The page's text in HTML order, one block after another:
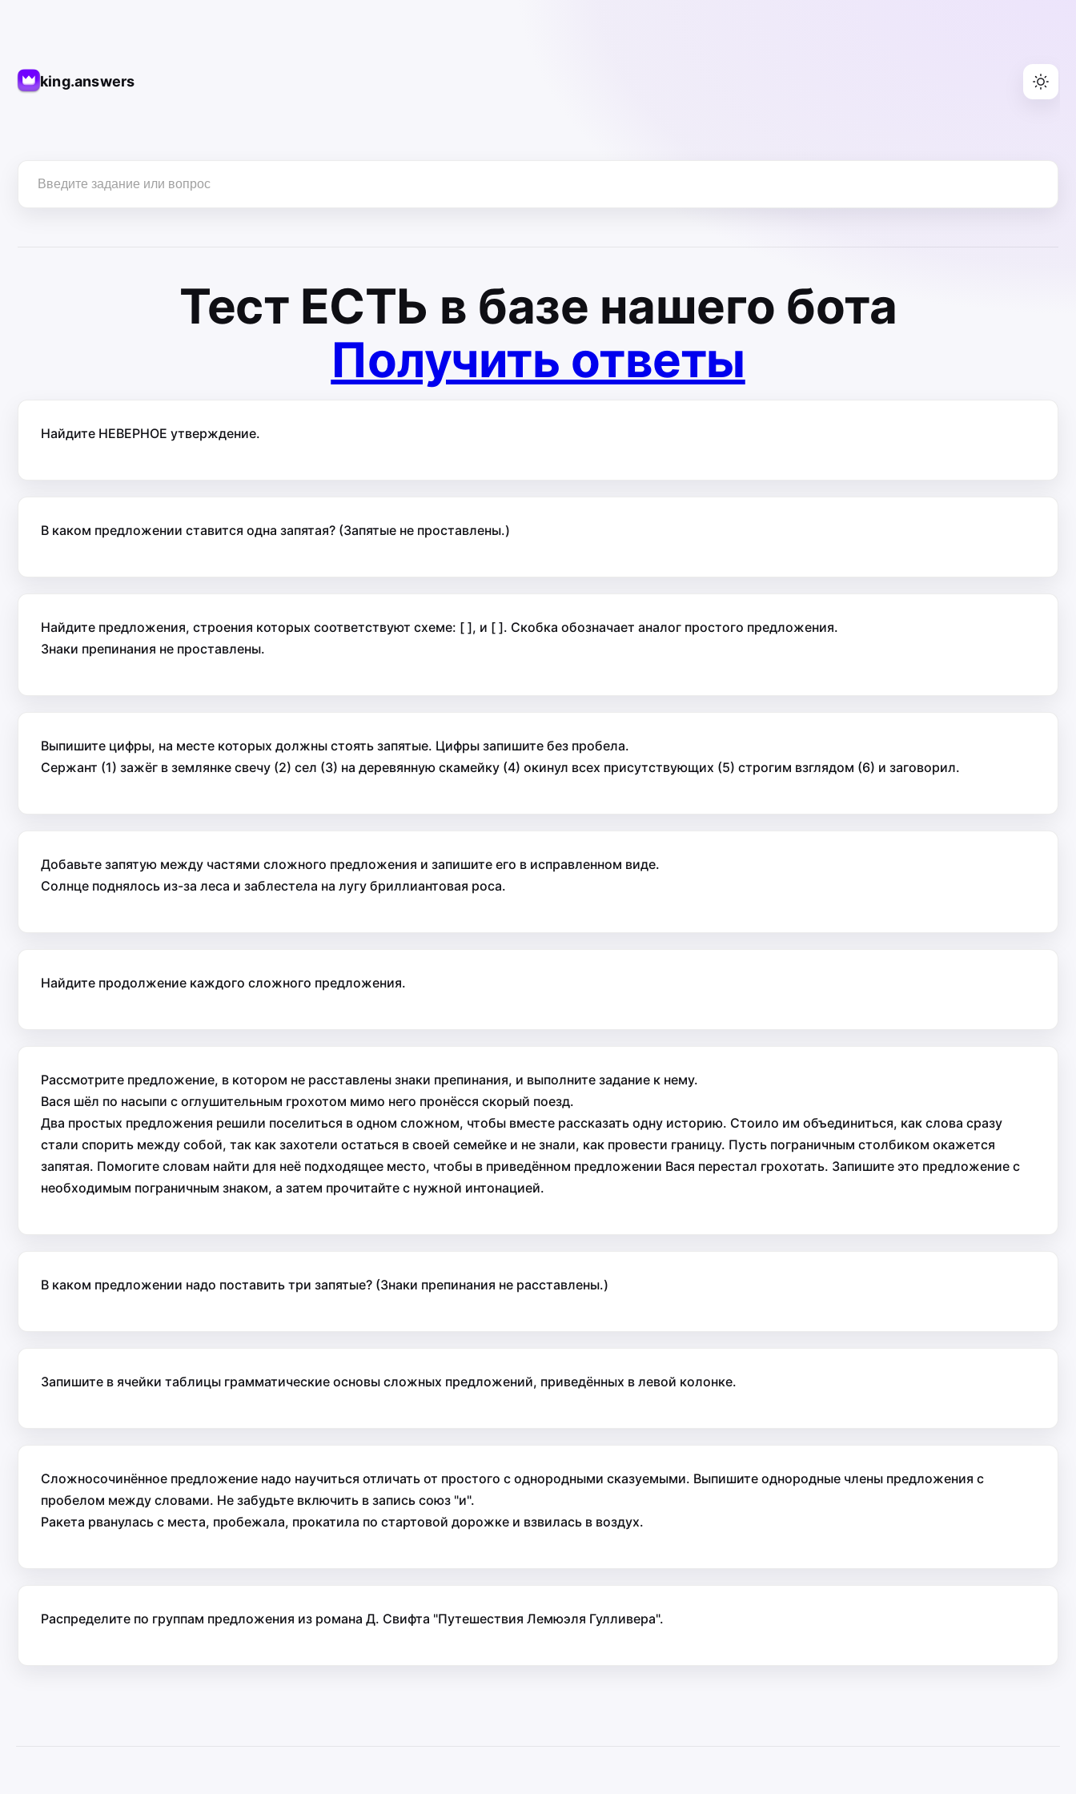
king.answers
Тест ЕСТЬ в базе нашего бота
Получить ответы
Найдите НЕВЕРНОЕ утверждение.
В каком предложении ставится одна запятая? (Запятые не проставлены.)
Найдите предложения, строения которых соответствуют схеме: [ ], и [ ]. Скобка обозначает аналог простого предложения.
Знаки препинания не проставлены.
Выпишите цифры, на месте которых должны стоять запятые. Цифры запишите без пробела.
Сержант (1) зажёг в землянке свечу (2) сел (3) на деревянную скамейку (4) окинул всех присутствующих (5) строгим взглядом (6) и заговорил.
Добавьте запятую между частями сложного предложения и запишите его в исправленном виде.
Солнце поднялось из-за леса и заблестела на лугу бриллиантовая роса.
Найдите продолжение каждого сложного предложения.
Рассмотрите предложение, в котором не расставлены знаки препинания, и выполните задание к нему.
Вася шёл по насыпи с оглушительным грохотом мимо него пронёсся скорый поезд.
Два простых предложения решили поселиться в одном сложном, чтобы вместе рассказать одну историю. Стоило им объединиться, как слова сразу
стали спорить между собой, так как захотели остаться в своей семейке и не знали, как провести границу. Пусть пограничным столбиком окажется
запятая. Помогите словам найти для неё подходящее место, чтобы в приведённом предложении Вася перестал грохотать. Запишите это предложение с
необходимым пограничным знаком, а затем прочитайте с нужной интонацией.
В каком предложении надо поставить три запятые? (Знаки препинания не расставлены.)
Запишите в ячейки таблицы грамматические основы сложных предложений, приведённых в левой колонке.
Сложносочинённое предложение надо научиться отличать от простого с однородными сказуемыми. Выпишите однородные члены предложения с
пробелом между словами. Не забудьте включить в запись союз "и".
Ракета рванулась с места, пробежала, прокатила по стартовой дорожке и взвилась в воздух.
Распределите по группам предложения из романа Д. Свифта "Путешествия Лемюэля Гулливера".